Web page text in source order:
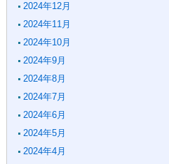
2024年12月
2024年11月
2024年10月
2024年9月
2024年8月
2024年7月
2024年6月
2024年5月
2024年4月